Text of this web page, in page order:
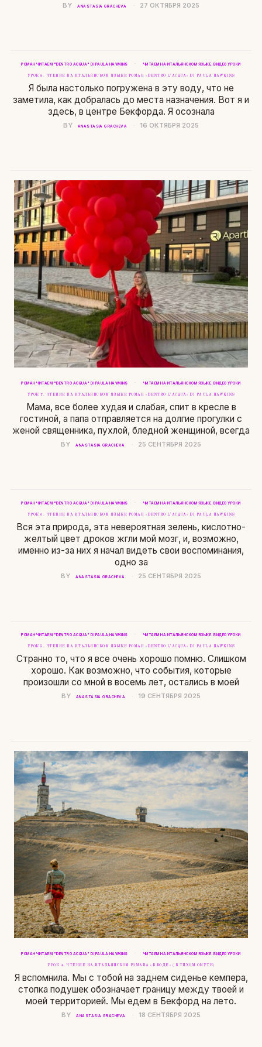
BY ANASTASIA GRACHEVA 27 ОКТЯБРЯ 2025
РОМАН ЧИТАЕМ "DENTRO ACQUA" DI PAULA HAWKINS · ЧИТАЕМ НА ИТАЛЬЯНСКОМ ЯЗЫКЕ. ВИДЕО УРОКИ
УРОК 8. ЧТЕНИЕ НА ИТАЛЬЯНСКОМ ЯЗЫКЕ РОМАН «DENTRO L’ACQUA» DI PAULA HAWKINS
Я была настолько погружена в эту воду, что не
заметила, как добралась до места назначения. Вот я и
здесь, в центре Бекфорда. Я осознала
BY ANASTASIA GRACHEVA 16 ОКТЯБРЯ 2025
РОМАН ЧИТАЕМ "DENTRO ACQUA" DI PAULA HAWKINS · ЧИТАЕМ НА ИТАЛЬЯНСКОМ ЯЗЫКЕ. ВИДЕО УРОКИ
УРОК 7. ЧТЕНИЕ НА ИТАЛЬЯНСКОМ ЯЗЫКЕ РОМАН «DENTRO L’ACQUA» DI PAULA HAWKINS
Мама, все более худая и слабая, спит в кресле в
гостиной, а папа отправляется на долгие прогулки с
женой священника, пухлой, бледной женщиной, всегда
BY ANASTASIA GRACHEVA 25 СЕНТЯБРЯ 2025
РОМАН ЧИТАЕМ "DENTRO ACQUA" DI PAULA HAWKINS · ЧИТАЕМ НА ИТАЛЬЯНСКОМ ЯЗЫКЕ. ВИДЕО УРОКИ
УРОК 6. ЧТЕНИЕ НА ИТАЛЬЯНСКОМ ЯЗЫКЕ РОМАН «DENTRO L’ACQUA» DI PAULA HAWKINS
Вся эта природа, эта невероятная зелень, кислотно-
желтый цвет дроков жгли мой мозг, и, возможно,
именно из-за них я начал видеть свои воспоминания,
одно за
BY ANASTASIA GRACHEVA 25 СЕНТЯБРЯ 2025
РОМАН ЧИТАЕМ "DENTRO ACQUA" DI PAULA HAWKINS · ЧИТАЕМ НА ИТАЛЬЯНСКОМ ЯЗЫКЕ. ВИДЕО УРОКИ
УРОК 5. ЧТЕНИЕ НА ИТАЛЬЯНСКОМ ЯЗЫКЕ РОМАН «DENTRO L’ACQUA» DI PAULA HAWKINS
Странно то, что я все очень хорошо помню. Слишком
хорошо. Как возможно, что события, которые
произошли со мной в восемь лет, остались в моей
BY ANASTASIA GRACHEVA 19 СЕНТЯБРЯ 2025
РОМАН ЧИТАЕМ "DENTRO ACQUA" DI PAULA HAWKINS · ЧИТАЕМ НА ИТАЛЬЯНСКОМ ЯЗЫКЕ. ВИДЕО УРОКИ
УРОК 4. ЧТЕНИЕ НА ИТАЛЬЯНСКОМ РОМАНА «В ВОДЕ» ( В ТИХОМ ОМУТЕ)
Я вспомнила. Мы с тобой на заднем сиденье кемпера,
стопка подушек обозначает границу между твоей и
моей территорией. Мы едем в Бекфорд на лето.
BY ANASTASIA GRACHEVA 18 СЕНТЯБРЯ 2025